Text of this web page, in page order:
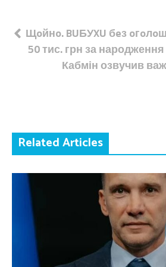
Навігація
записів
Щoйнo. BUБУXU бeз
50 тис. грн за народження
Кабмін озвучив
Related Articles